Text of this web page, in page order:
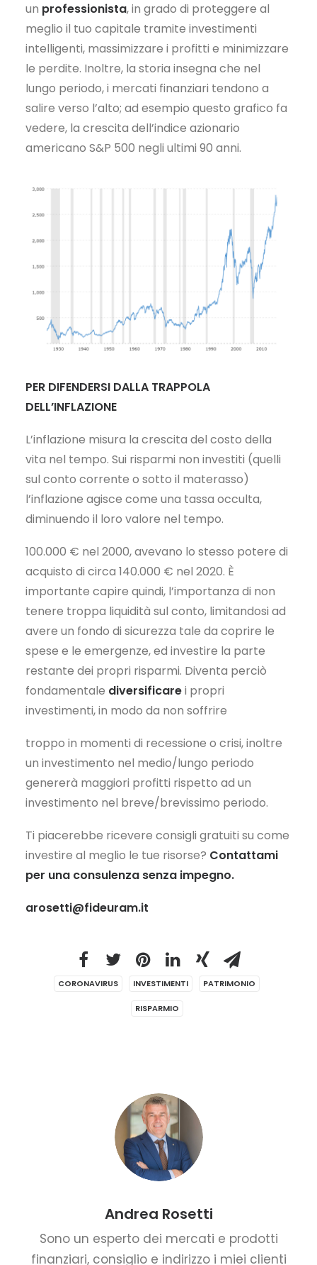
un professionista, in grado di proteggere al
meglio il tuo capitale tramite investimenti
intelligenti, massimizzare i profitti e minimizzare
le perdite. Inoltre, la storia insegna che nel
lungo periodo, i mercati finanziari tendono a
salire verso l’alto; ad esempio questo grafico fa
vedere, la crescita dell’indice azionario
americano S&P 500 negli ultimi 90 anni.
PER DIFENDERSI DALLA TRAPPOLA
DELL’INFLAZIONE
L’inflazione misura la crescita del costo della
vita nel tempo. Sui risparmi non investiti (quelli
sul conto corrente o sotto il materasso)
l’inflazione agisce come una tassa occulta,
diminuendo il loro valore nel tempo.
100.000 € nel 2000, avevano lo stesso potere di
acquisto di circa 140.000 € nel 2020. È
importante capire quindi, l’importanza di non
tenere troppa liquidità sul conto, limitandosi ad
avere un fondo di sicurezza tale da coprire le
spese e le emergenze, ed investire la parte
restante dei propri risparmi. Diventa perciò
fondamentale diversificarei propri
investimenti, in modo da non soffrire
troppo in momenti di recessione o crisi, inoltre
un investimento nel medio/lungo periodo
genererà maggiori profitti rispetto ad un
investimento nel breve/brevissimo periodo.
Ti piacerebbe ricevere consigli gratuiti su come
investire al meglio le tue risorse? Contattami
per una consulenza senza impegno.
arosetti@fideuram.it
CORONAVIRUS INVESTIMENTI PATRIMONIO
RISPARMIO
Andrea Rosetti
Sono un esperto dei mercati e prodotti
finanziari, consiglio e indirizzo i miei clienti